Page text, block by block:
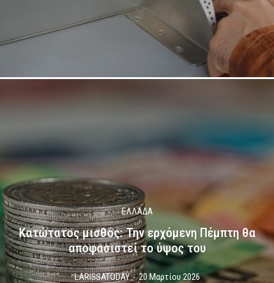
ΕΛΛΑΔΑ
Κατώτατος μισθός: Την ερχόμενη Πέμπτη θα
αποφασιστεί το ύψος του
LARISSATODAY - 20 Μαρτίου 2026